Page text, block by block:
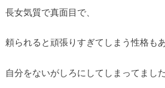
長女気質で真面目で、
頼られると頑張りすぎてしまう性格もあ
自分をないがしろにしてしまってました